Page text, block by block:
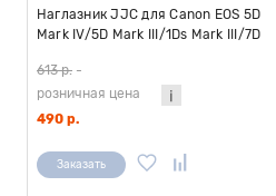
Наглазник JJC для Canon EOS 5D
Mark IV/5D Mark III/1Ds Mark III/7D
613 р. -
розничная цена
490 р.
Заказать